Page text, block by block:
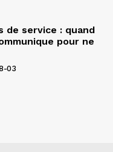
de service : quand
pour ne
03